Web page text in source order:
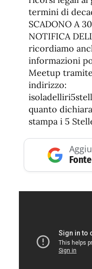
termini di
SCADONO A
NOTIFICA
ricordiamo
informazioni
Meetup
indirizzo:
quanto
stampa i 5